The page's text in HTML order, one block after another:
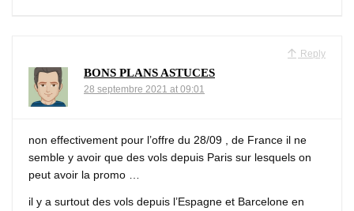
Reply
BONS PLANS ASTUCES
28 septembre 2021 at 09:01
non effectivement pour l’offre du 28/09 , de France il ne
semble y avoir que des vols depuis Paris sur lesquels on
peut avoir la promo …
il y a surtout des vols depuis l’Espagne et Barcelone en